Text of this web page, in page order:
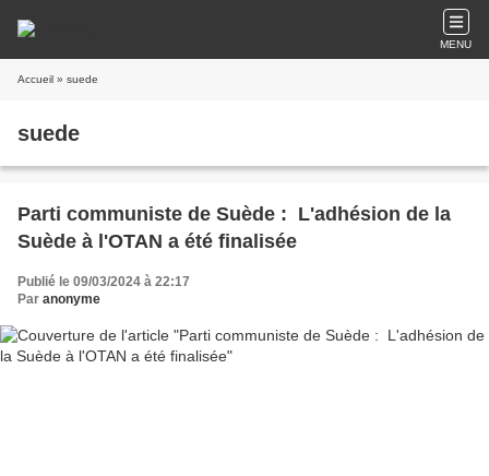
MENU
Accueil » suede
suede
Parti communiste de Suède : L'adhésion de la
Suède à l'OTAN a été finalisée
Publié le 09/03/2024 à 22:17
Par anonyme